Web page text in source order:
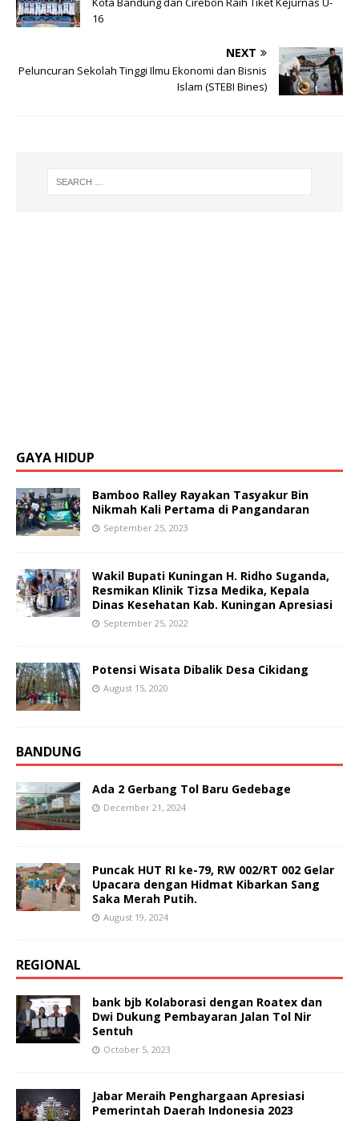
A
p
b
o
16
NEXT
Peluncuran Sekolah Tinggi Ilmu Ekonomi dan Bisnis
Islam (STEBI Bines)
GAYA HIDUP
Bamboo Ralley Rayakan Tasyakur Bin
Nikmah Kali Pertama di Pangandaran
September 25, 2023
Wakil Bupati Kuningan H. Ridho Suganda,
Resmikan Klinik Tizsa Medika, Kepala
Dinas Kesehatan Kab. Kuningan Apresiasi
September 25, 2022
Potensi Wisata Dibalik Desa Cikidang
August 15, 2020
BANDUNG
Ada 2 Gerbang Tol Baru Gedebage
December 21, 2024
Puncak HUT RI ke-79, RW 002/RT 002 Gelar
Upacara dengan Hidmat Kibarkan Sang
Saka Merah Putih.
August 19, 2024
REGIONAL
bank bjb Kolaborasi dengan Roatex dan
Dwi Dukung Pembayaran Jalan Tol Nir
Sentuh
October 5, 2023
Jabar Meraih Penghargaan Apresiasi
Pemerintah Daerah Indonesia 2023